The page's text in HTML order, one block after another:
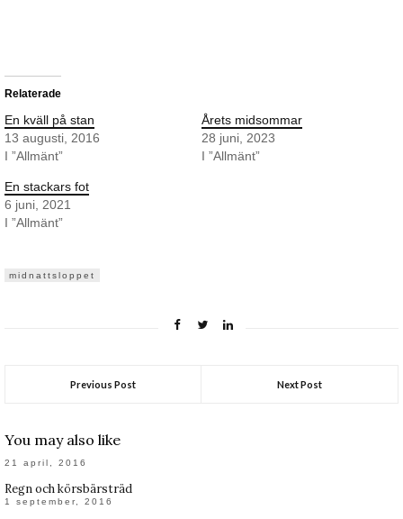
Relaterade
En kväll på stan
13 augusti, 2016
I ”Allmänt”
Årets midsommar
28 juni, 2023
I ”Allmänt”
En stackars fot
6 juni, 2021
I ”Allmänt”
midnattsloppet
Previous Post Next Post
You may also like
21 april, 2016
Regn och körsbärsträd
1 september, 2016